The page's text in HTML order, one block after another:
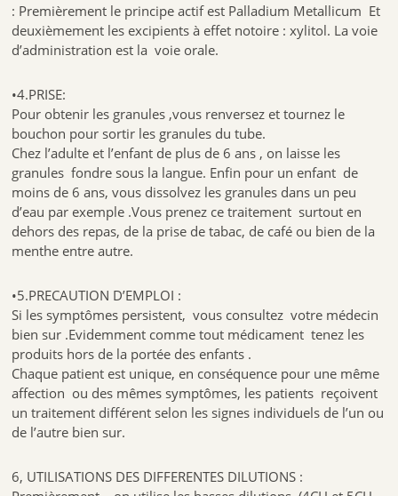
: Premièrement le principe actif est Palladium Metallicum Et
deuxièmement les excipients à effet notoire : xylitol. La voie
d’administration est la voie orale.
•4.PRISE:
Pour obtenir les granules ,vous renversez et tournez le
bouchon pour sortir les granules du tube.
Chez l’adulte et l’enfant de plus de 6 ans , on laisse les
granules fondre sous la langue. Enfin pour un enfant de
moins de 6 ans, vous dissolvez les granules dans un peu
d’eau par exemple .Vous prenez ce traitement surtout en
dehors des repas, de la prise de tabac, de café ou bien de la
menthe entre autre.
•5.PRECAUTION D’EMPLOI :
Si les symptômes persistent, vous consultez votre médecin
bien sur .Evidemment comme tout médicament tenez les
produits hors de la portée des enfants .
Chaque patient est unique, en conséquence pour une même
affection ou des mêmes symptômes, les patients reçoivent
un traitement différent selon les signes individuels de l’un ou
de l’autre bien sur.
6, UTILISATIONS DES DIFFERENTES DILUTIONS :